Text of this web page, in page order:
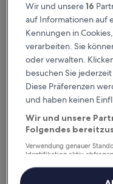
Sterne-
Unterkunft
Les Cordeliers, 1,8 km
9.4
von
10,
Außergewöhnlich,
(1.012
Bewertungen)
9,4/10
Intercontinental
Wir und unsere16
auf Informationen auf
Kennungen in
verarbeiten. Sie
oder verwalten.
besuchen Sie
Diese Präferenzen
und haben keinen
Wir und unsere
Folgendes
Verwendung genauer
Identifikation aktiv
Inhalte, Messung von
Zielgruppenforschung